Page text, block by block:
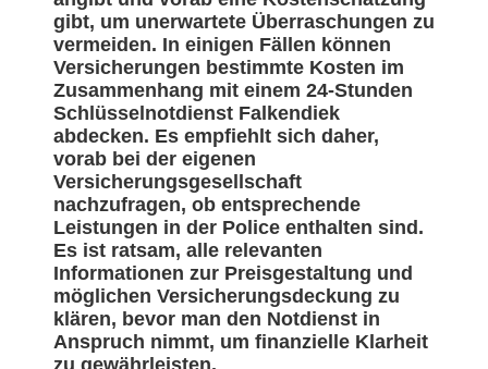
gibt, um unerwartete Überraschungen zu
vermeiden. In einigen Fällen können
Versicherungen bestimmte Kosten im
Zusammenhang mit einem 24-Stunden
Schlüsselnotdienst Falkendiek
abdecken. Es empfiehlt sich daher,
vorab bei der eigenen
Versicherungsgesellschaft
nachzufragen, ob entsprechende
Leistungen in der Police enthalten sind.
Es ist ratsam, alle relevanten
Informationen zur Preisgestaltung und
möglichen Versicherungsdeckung zu
klären, bevor man den Notdienst in
Anspruch nimmt, um finanzielle Klarheit